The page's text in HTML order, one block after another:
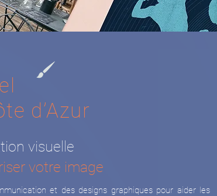
d’Azur
visuelle
votre image
et des designs graphiques pour aider les